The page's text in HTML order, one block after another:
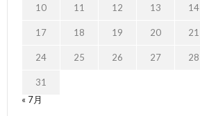
10 11 12 13 14
17 18 19 20 21
24 25 26 27 28
31
« 7月